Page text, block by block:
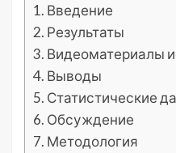
Введение
Результаты
Видеоматериалы
Выводы
Статистические
Обсуждение
Методология